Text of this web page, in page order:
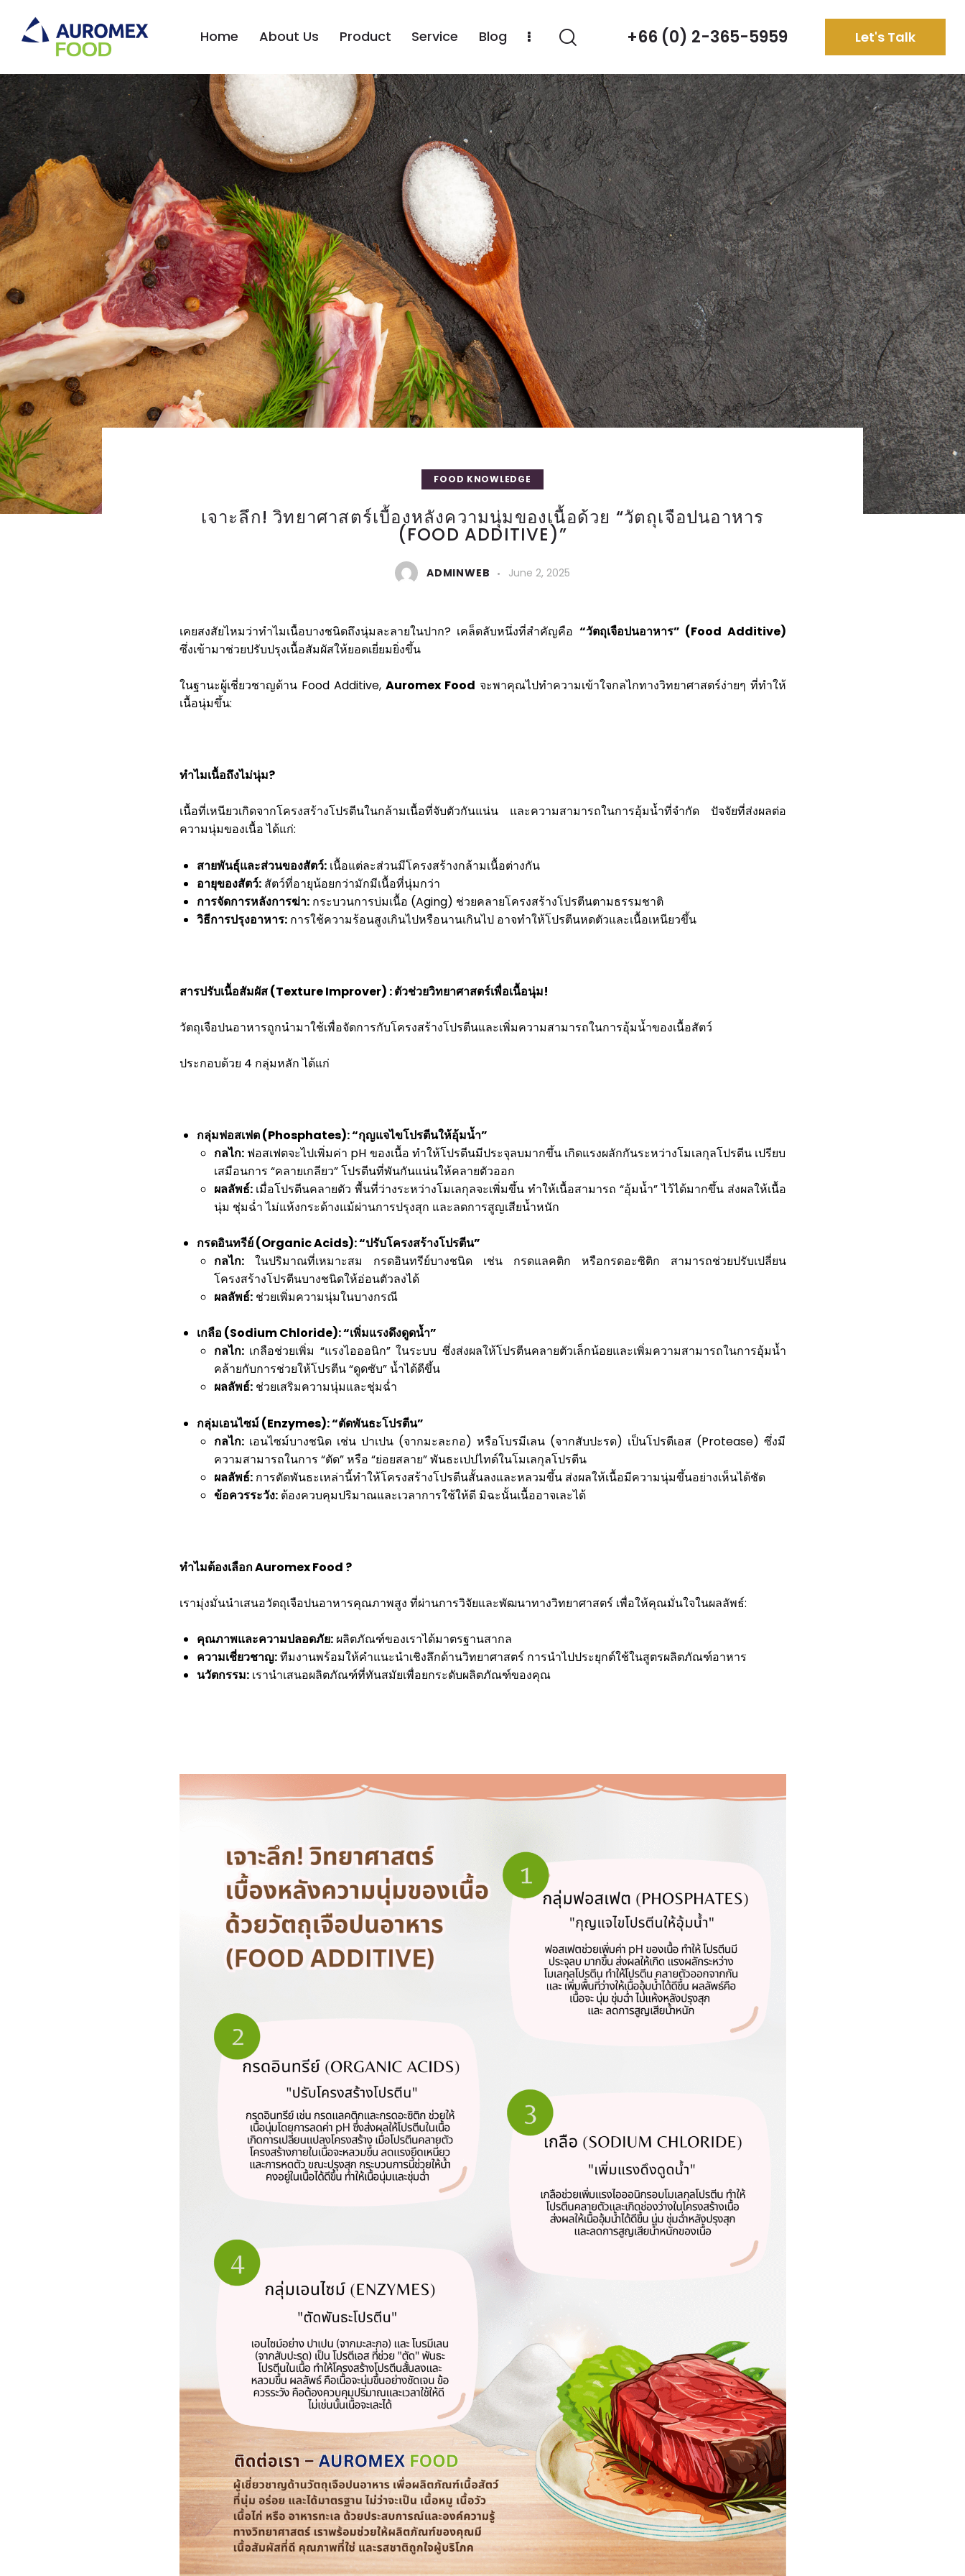
Home About Us Product Service Blog +66 (0) 2-365-5959 Let's Talk
FOOD KNOWLEDGE
เจาะลึก! วิทยาศาสตร์เบื้องหลังความนุ่มของเนื้อด้วย “วัตถุเจือปนอาหาร
(FOOD ADDITIVE)”
ADMINWEB June 2, 2025
เคยสงสัยไหมว่าทำไมเนื้อบางชนิดถึงนุ่มละลายในปาก? เคล็ดลับหนึ่งที่สำคัญคือ “วัตถุเจือปนอาหาร” (Food Additive)
ซึ่งเข้ามาช่วยปรับปรุงเนื้อสัมผัสให้ยอดเยี่ยมยิ่งขึ้น
ในฐานะผู้เชี่ยวชาญด้าน Food Additive, Auromex Food จะพาคุณไปทำความเข้าใจกลไกทางวิทยาศาสตร์ง่ายๆ ที่ทำให้
เนื้อนุ่มขึ้น:
ทำไมเนื้อถึงไม่นุ่ม?
เนื้อที่เหนียวเกิดจากโครงสร้างโปรตีนในกล้ามเนื้อที่จับตัวกันแน่น และความสามารถในการอุ้มน้ำที่จำกัด ปัจจัยที่ส่งผลต่อ
ความนุ่มของเนื้อ ได้แก่:
สายพันธุ์และส่วนของสัตว์:เนื้อแต่ละส่วนมีโครงสร้างกล้ามเนื้อต่างกัน
อายุของสัตว์:สัตว์ที่อายุน้อยกว่ามักมีเนื้อที่นุ่มกว่า
การจัดการหลังการฆ่า:กระบวนการบ่มเนื้อ (Aging) ช่วยคลายโครงสร้างโปรตีนตามธรรมชาติ
วิธีการปรุงอาหาร:การใช้ความร้อนสูงเกินไปหรือนานเกินไป อาจทำให้โปรตีนหดตัวและเนื้อเหนียวขึ้น
สารปรับเนื้อสัมผัส (Texture Improver) : ตัวช่วยวิทยาศาสตร์เพื่อเนื้อนุ่ม!
วัตถุเจือปนอาหารถูกนำมาใช้เพื่อจัดการกับโครงสร้างโปรตีนและเพิ่มความสามารถในการอุ้มน้ำของเนื้อสัตว์
ประกอบด้วย 4 กลุ่มหลัก ได้แก่
กลุ่มฟอสเฟต (Phosphates): “กุญแจไขโปรตีนให้อุ้มน้ำ”
กลไก:ฟอสเฟตจะไปเพิ่มค่า pH ของเนื้อ ทำให้โปรตีนมีประจุลบมากขึ้น เกิดแรงผลักกันระหว่างโมเลกุลโปรตีน เปรียบ
เสมือนการ “คลายเกลียว” โปรตีนที่พันกันแน่นให้คลายตัวออก
ผลลัพธ์:เมื่อโปรตีนคลายตัว พื้นที่ว่างระหว่างโมเลกุลจะเพิ่มขึ้น ทำให้เนื้อสามารถ “อุ้มน้ำ” ไว้ได้มากขึ้น ส่งผลให้เนื้อ
นุ่ม ชุ่มฉ่ำ ไม่แห้งกระด้างแม้ผ่านการปรุงสุก และลดการสูญเสียน้ำหนัก
กรดอินทรีย์ (Organic Acids): “ปรับโครงสร้างโปรตีน”
กลไก:ในปริมาณที่เหมาะสม กรดอินทรีย์บางชนิด เช่น กรดแลคติก หรือกรดอะซิติก สามารถช่วยปรับเปลี่ยน
โครงสร้างโปรตีนบางชนิดให้อ่อนตัวลงได้
ผลลัพธ์:ช่วยเพิ่มความนุ่มในบางกรณี
เกลือ (Sodium Chloride): “เพิ่มแรงดึงดูดน้ำ”
กลไก:เกลือช่วยเพิ่ม “แรงไอออนิก” ในระบบ ซึ่งส่งผลให้โปรตีนคลายตัวเล็กน้อยและเพิ่มความสามารถในการอุ้มน้ำ
คล้ายกับการช่วยให้โปรตีน “ดูดซับ” น้ำได้ดีขึ้น
ผลลัพธ์:ช่วยเสริมความนุ่มและชุ่มฉ่ำ
กลุ่มเอนไซม์ (Enzymes): “ตัดพันธะโปรตีน”
กลไก:เอนไซม์บางชนิด เช่น ปาเปน (จากมะละกอ) หรือโบรมีเลน (จากสับปะรด) เป็นโปรตีเอส (Protease) ซึ่งมี
ความสามารถในการ “ตัด” หรือ “ย่อยสลาย” พันธะเปปไทด์ในโมเลกุลโปรตีน
ผลลัพธ์:การตัดพันธะเหล่านี้ทำให้โครงสร้างโปรตีนสั้นลงและหลวมขึ้น ส่งผลให้เนื้อมีความนุ่มขึ้นอย่างเห็นได้ชัด
ข้อควรระวัง:ต้องควบคุมปริมาณและเวลาการใช้ให้ดี มิฉะนั้นเนื้ออาจเละได้
ทำไมต้องเลือก Auromex Food ?
เรามุ่งมั่นนำเสนอวัตถุเจือปนอาหารคุณภาพสูง ที่ผ่านการวิจัยและพัฒนาทางวิทยาศาสตร์ เพื่อให้คุณมั่นใจในผลลัพธ์:
คุณภาพและความปลอดภัย:ผลิตภัณฑ์ของเราได้มาตรฐานสากล
ความเชี่ยวชาญ:ทีมงานพร้อมให้คำแนะนำเชิงลึกด้านวิทยาศาสตร์ การนำไปประยุกต์ใช้ในสูตรผลิตภัณฑ์อาหาร
นวัตกรรม:เรานำเสนอผลิตภัณฑ์ที่ทันสมัยเพื่อยกระดับผลิตภัณฑ์ของคุณ